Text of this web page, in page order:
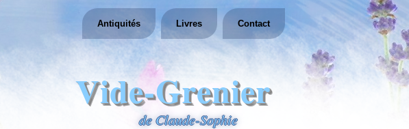
Vide-Grenier
de Claude-Sophie
Antiquités Livres Contact